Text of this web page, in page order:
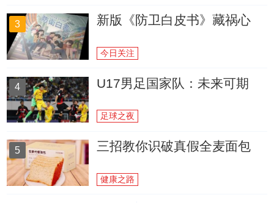
3 新版《防卫白皮书》藏祸心
今日关注
4 U17男足国家队：未来可期
足球之夜
5 三招教你识破真假全麦面包
健康之路